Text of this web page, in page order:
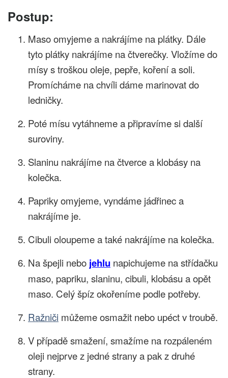
Postup:
Maso omyjeme a nakrájíme na plátky. Dále
tyto plátky nakrájíme na čtverečky. Vložíme do
mísy s troškou oleje, pepře, koření a soli.
Promícháme na chvíli dáme marinovat do
ledničky.
Poté mísu vytáhneme a připravíme si další
suroviny.
Slaninu nakrájíme na čtverce a klobásy na
kolečka.
Papriky omyjeme, vyndáme jádřinec a
nakrájíme je.
Cibuli oloupeme a také nakrájíme na kolečka.
Na špejli nebo jehlu napichujeme na střídačku
maso, papriku, slaninu, cibuli, klobásu a opět
maso. Celý špíz okořeníme podle potřeby.
Ražniči můžeme osmažit nebo upéct v troubě.
V případě smažení, smažíme na rozpáleném
oleji nejprve z jedné strany a pak z druhé
strany.